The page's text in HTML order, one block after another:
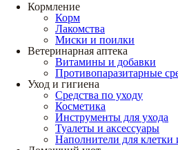
Кормление
Корм
Лакомства
Миски и поилки
Ветеринарная аптека
Витамины и добавки
Противопаразитарные
Уход и гигиена
Средства по уходу
Косметика
Инструменты для ухода
Туалеты и аксессуары
Наполнители для клетки